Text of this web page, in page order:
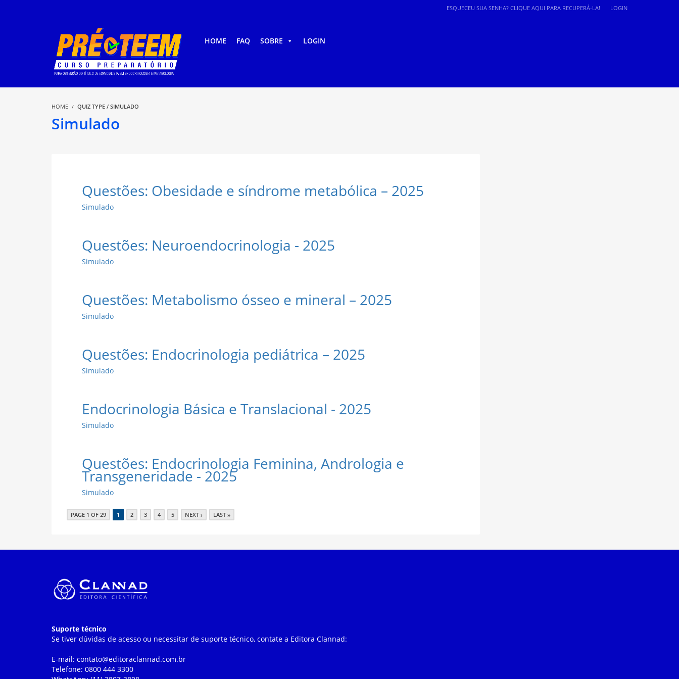
LOGIN
ESQUECEU SUA SENHA? CLIQUE AQUI PARA RECUPERÁ-LA!
HOME FAQ SOBRE LOGIN
HOME QUIZ TYPE / SIMULADO
Simulado
Questões: Obesidade e síndrome metabólica – 2025
Simulado
Questões: Neuroendocrinologia - 2025
Simulado
Questões: Metabolismo ósseo e mineral – 2025
Simulado
Questões: Endocrinologia pediátrica – 2025
Simulado
Endocrinologia Básica e Translacional - 2025
Simulado
Questões: Endocrinologia Feminina, Andrologia e
Transgeneridade - 2025
Simulado
PAGE 1 OF 29 1 2 3 4 5 NEXT › LAST »
Suporte técnico
Se tiver dúvidas de acesso ou necessitar de suporte técnico, contate a Editora Clannad:
E-mail: contato@editoraclannad.com.br
Telefone: 0800 444 3300